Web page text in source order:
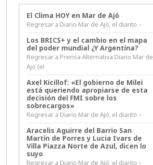
El Clima HOY en Mar de Ajó
Regresar a Diario Mar de Ajó, el diarito –
Los BRICS+ y el cambio en el mapa
del poder mundial ¿Y Argentina?
Regresar a Prensa Alternativa Diario Mar de
Ajo (el
Axel Kicillof: «El gobierno de Milei
está queriendo apropiarse de esta
decisión del FMI sobre los
sobrecargos»
Regresar a Diario Mar de Ajó, el diarito –
Aracelis Aguirre del Barrio San
Martín de Porres y Lucia Ivars de
Villa Piazza Norte de Azul, dicen lo
suyo
Regresar a Diario Mar de Ajó, el diarito –